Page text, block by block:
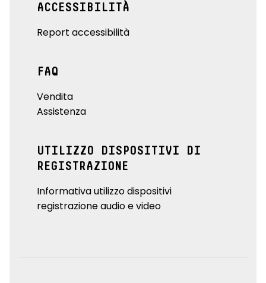
ACCESSIBILITÀ
Report accessibilità
FAQ
Vendita
Assistenza
UTILIZZO DISPOSITIVI DI
REGISTRAZIONE
Informativa utilizzo dispositivi
registrazione audio e video